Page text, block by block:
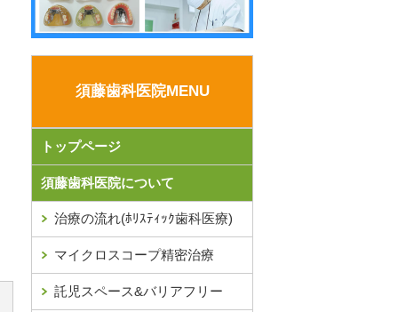
須藤歯科医院MENU
トップページ
須藤歯科医院について
治療の流れ(ﾎﾘｽﾃｨｯｸ歯科医療)
マイクロスコープ精密治療
託児スペース&バリアフリー